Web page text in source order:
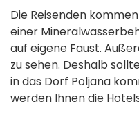
Die Reisenden
einer
auf eigene Faust.
zu sehen. Deshalb
in das Dorf Poljana
werden Ihnen die